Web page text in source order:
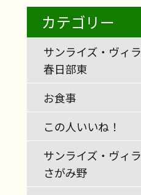
カテゴリー
サンライズ・ヴィラ
春日部東
お食事
この人いいね！
サンライズ・ヴィラ
さがみ野